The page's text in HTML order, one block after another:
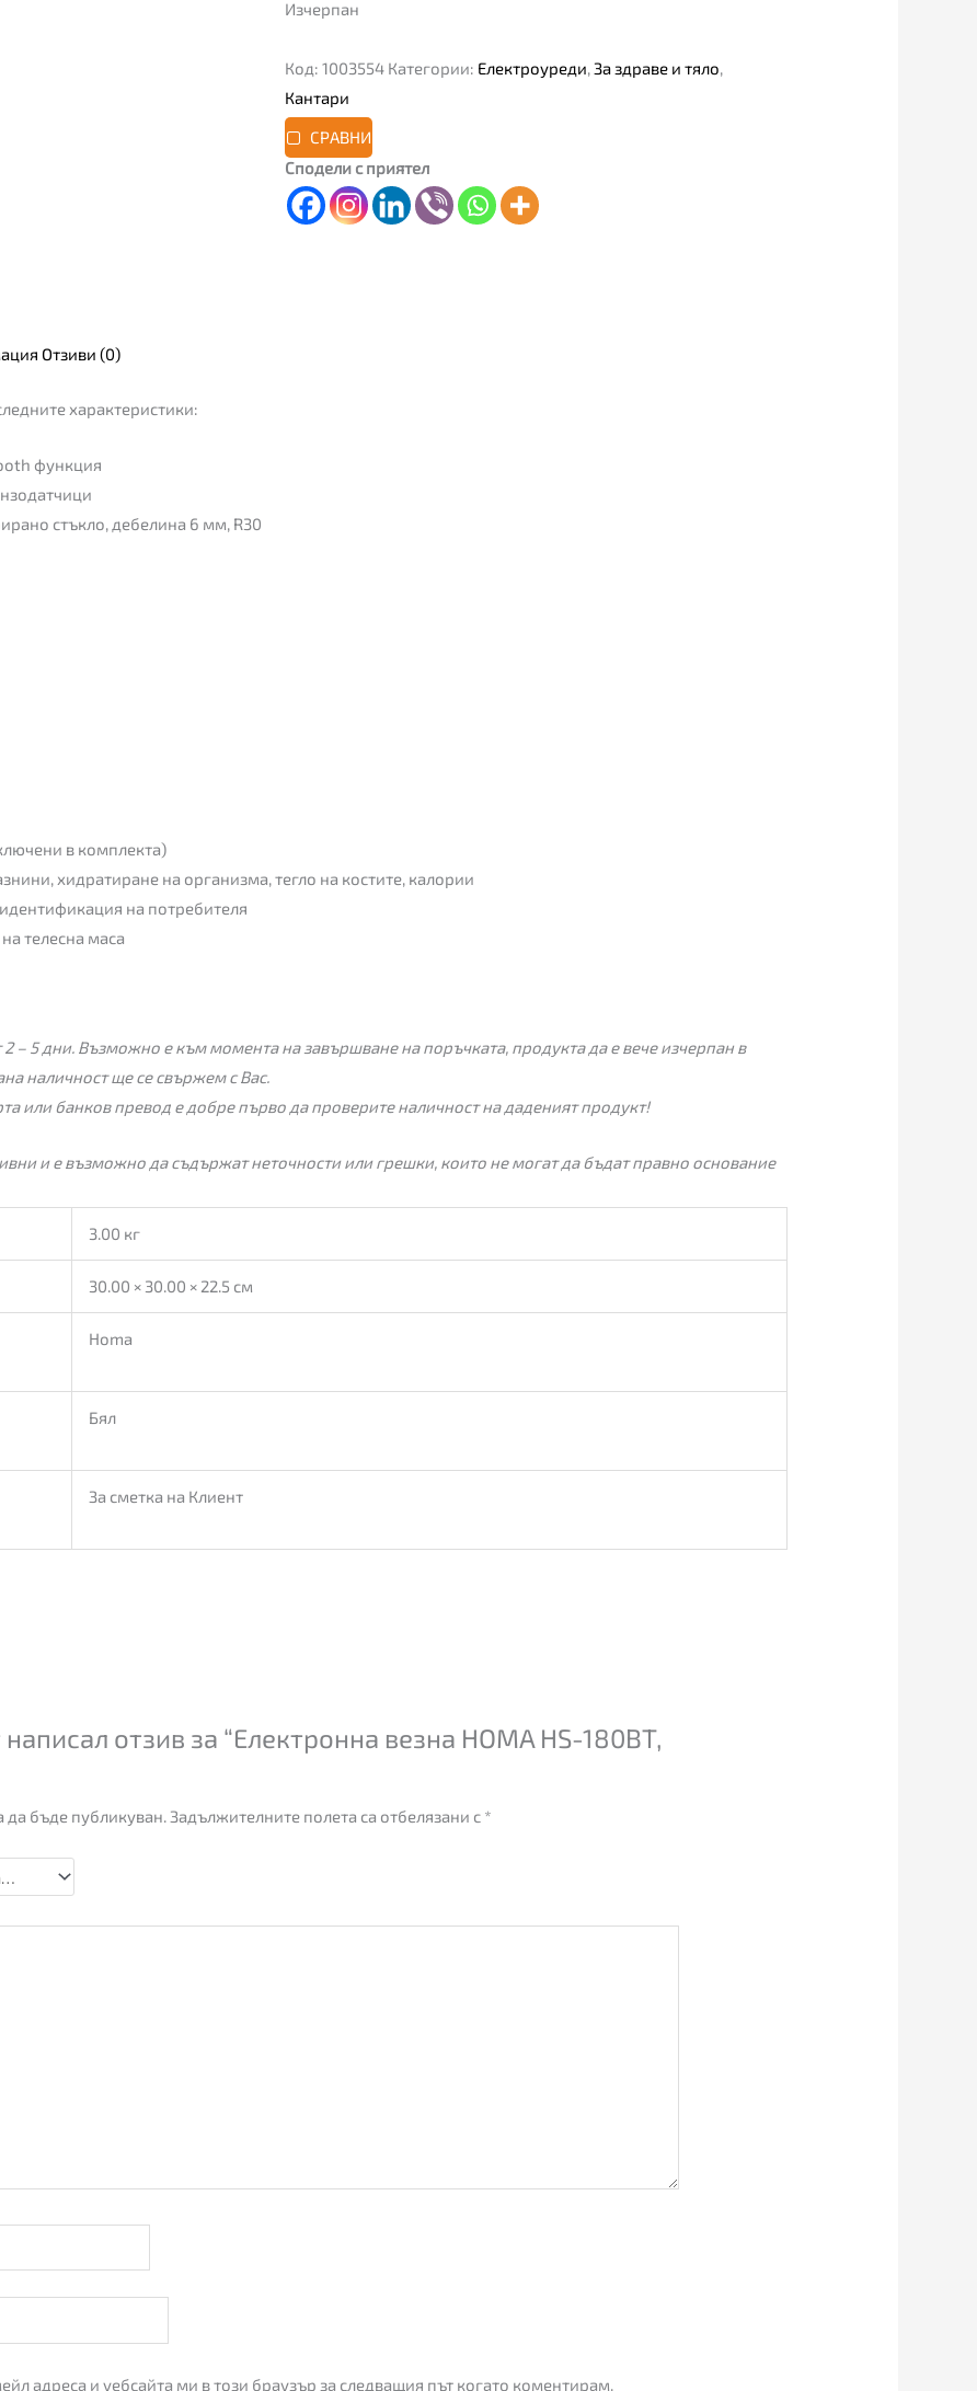
Изчерпан
Код: 1003554 Категории: Електроуреди За здраве и тяло
Кантари
СРАВНИ
Сподели с приятел
Отзиви (0)
характеристики:
функция
стъкло, дебелина 6 мм, R30
в комплекта)
хидратиране на организма, тегло на костите, калории
на потребителя
телесна маса
– 5 дни. Възможно е към момента на завършване на поръчката, продукта да е вече изчерпан в
наличност ще се свържем с Вас.
или банков превод е добре първо да проверите наличност на даденият продукт!
и е възможно да съдържат неточности или грешки, които не могат да бъдат правно основание
3.00 кг
30.00 × 30.00 × 22.5 см
Homa
Бял
За сметка на Клиент
отзив за “Електронна везна HOMA HS-180BT,
бъде публикуван. Задължителните полета са отбелязани с *
адреса и уебсайта ми в този браузър за следващия път когато коментирам.